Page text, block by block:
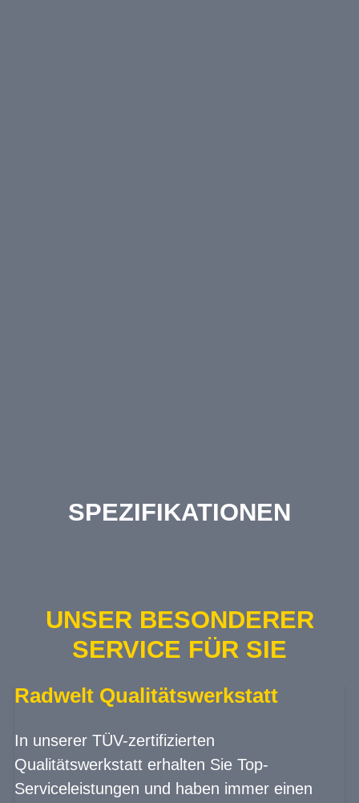
SPEZIFIKATIONEN
UNSER BESONDERER
SERVICE FÜR SIE
Radwelt Qualitätswerkstatt
In unserer TÜV-zertifizierten
Qualitätswerkstatt erhalten Sie Top-
Serviceleistungen und haben immer einen